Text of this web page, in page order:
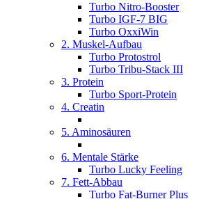
Turbo Nitro-Booster
Turbo IGF-7 BIG
Turbo OxxiWin
2. Muskel-Aufbau
Turbo Protostrol
Turbo Tribu-Stack III
3. Protein
Turbo Sport-Protein
4. Creatin
5. Aminosäuren
6. Mentale Stärke
Turbo Lucky Feeling
7. Fett-Abbau
Turbo Fat-Burner Plus